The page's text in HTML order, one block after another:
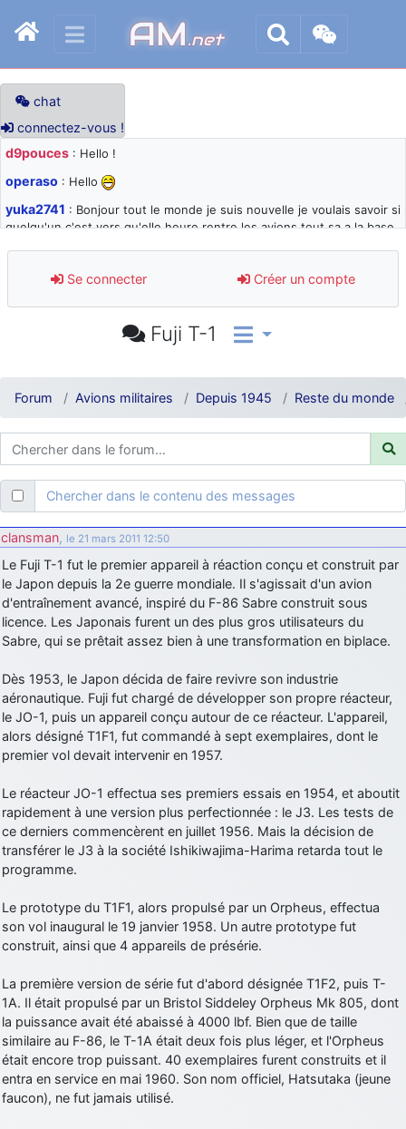
AM.net
chat
connectez-vous !
d9pouces : Hello !
operaso : Hello
yuka2741 : Bonjour tout le monde je suis nouvelle je voulais savoir si
quelqu'un c'est vers qu'elle heure rentre les avions tout sa a la base
d9pouces: désolé pour les quelques blocages du site ces derniers
jours : je teste des méthodes contre le spam et les bots trop nocifs
: Super, la nouvelle bannière
comprendre
d9pouces: ouakamois > si tu parles du sujet sur l'Armée de l'Air,
bien sûr que oui !
je suis un avion@,._,+: Bonjour je viens d'arriver il y a quelques
moi et quelques avions n'ont pas les mêmes noms qu'aujourd'hui
ouakamois: Bonjourà toutes et à tous.en espérantque ces
quelques images du Pays Basque vous auront plu ; Agur…
d9pouces: Malheureusement nonun peu trop loin pour moi !
fox_50: Bonjour, certains parmis vous étaient-ils présent au
meeting de Lann Bihoué de 2026 ?
au site!
jericho: Bonne année et tous mes meilleurs voeux à tous pour
2026 !
little boy : je vous souhaite un bon réveillon pour cette nouvelle
année!
jericho: Merci D9pouces, à mon tour de souhaiter un Joyeux Noël
et de bonnes fêtes de fin d'année.
d9pouces : Joyeux Noël à tous !
d9pouces: mais tu peux tenter l'un des rares lycées militaires
d9pouces: C'est plutôt après le lycée, voire après une prépa
scientifique, tu as donc encore un peu de temps devant toi
yaellerigolow
: bonjour a tous je suis un élève de première
le lycée pour s'orienter et pouvoir devenir officier de l'armée de l'air?
d9pouces: lesquels, par exemple ?
mahmoud : bonsoir, très instructif ce site .mais nous aimerions avoir
les photo des anciens appareils de l'armée de l'air de la haute -volta
d9pouces : Ça me casse quand même bien les pieds, j’avoue
Se connecter Créer un compte
Fuji T-1
Forum Avions militaires Depuis 1945 Reste du monde
Chercher dans le contenu des messages
clansman, le 21 mars 2011 12:50
Le Fuji T-1 fut le premier appareil à réaction conçu et construit par
le Japon depuis la 2e guerre mondiale. Il s'agissait d'un avion
d'entraînement avancé, inspiré du F-86 Sabre construit sous
licence. Les Japonais furent un des plus gros utilisateurs du
Sabre, qui se prêtait assez bien à une transformation en biplace.
Dès 1953, le Japon décida de faire revivre son industrie
aéronautique. Fuji fut chargé de développer son propre réacteur,
le JO-1, puis un appareil conçu autour de ce réacteur. L'appareil,
alors désigné T1F1, fut commandé à sept exemplaires, dont le
premier vol devait intervenir en 1957.
Le réacteur JO-1 effectua ses premiers essais en 1954, et aboutit
rapidement à une version plus perfectionnée : le J3. Les tests de
ce derniers commencèrent en juillet 1956. Mais la décision de
transférer le J3 à la société Ishikiwajima-Harima retarda tout le
programme.
Le prototype du T1F1, alors propulsé par un Orpheus, effectua
son vol inaugural le 19 janvier 1958. Un autre prototype fut
construit, ainsi que 4 appareils de présérie.
La première version de série fut d'abord désignée T1F2, puis T-
1A. Il était propulsé par un Bristol Siddeley Orpheus Mk 805, dont
la puissance avait été abaissé à 4000 lbf. Bien que de taille
similaire au F-86, le T-1A était deux fois plus léger, et l'Orpheus
était encore trop puissant. 40 exemplaires furent construits et il
entra en service en mai 1960. Son nom officiel, Hatsutaka (jeune
faucon), ne fut jamais utilisé.